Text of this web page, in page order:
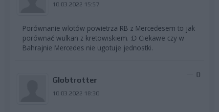
10.03.2022 15:57
Porównanie wlotów powietrza RB z Mercedesem to jak
porównać wulkan z kretowiskiem. :D Ciekawe czy w
Bahrajnie Mercedes nie ugotuje jednostki.
Globtrotter
10.03.2022 18:30
0